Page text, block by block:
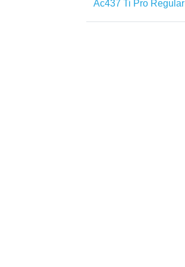
Ac437 Ti Pro Regular